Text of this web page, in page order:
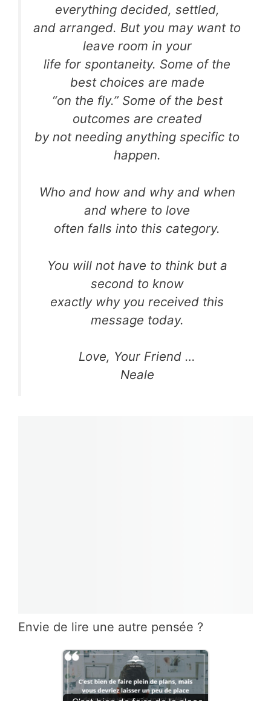
everything decided, settled,
and arranged. But you may want to
leave room in your
life for spontaneity. Some of the
best choices are made
“on the fly.” Some of the best
outcomes are created
by not needing anything specific to
happen.
Who and how and why and when
and where to love
often falls into this category.
You will not have to think but a
second to know
exactly why you received this
message today.
Love, Your Friend …
Neale
Envie de lire une autre pensée ?